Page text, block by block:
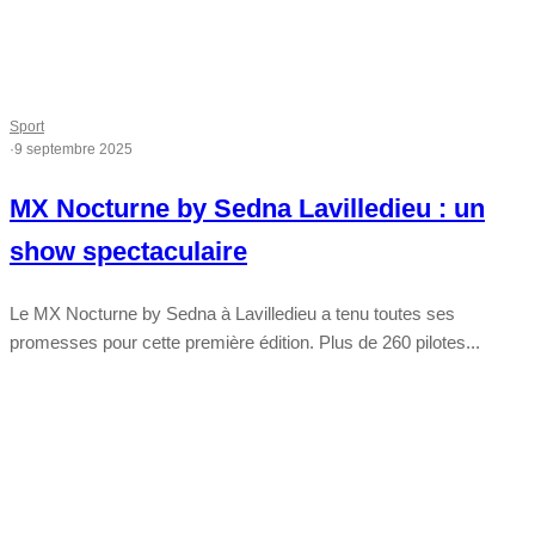
Sport
·9 septembre 2025
MX Nocturne by Sedna Lavilledieu : un
show spectaculaire
Le MX Nocturne by Sedna à Lavilledieu a tenu toutes ses
promesses pour cette première édition. Plus de 260 pilotes...